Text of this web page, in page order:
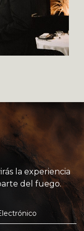
la experiencia
del fuego.